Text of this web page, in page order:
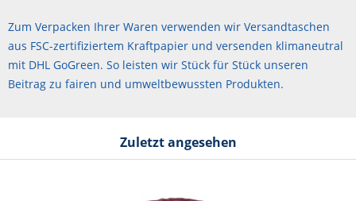
Zum Verpacken Ihrer Waren verwenden wir Versandtaschen
aus FSC-zertifiziertem Kraftpapier und versenden klimaneutral
mit DHL GoGreen. So leisten wir Stück für Stück unseren
Beitrag zu fairen und umweltbewussten Produkten.
Zuletzt angesehen